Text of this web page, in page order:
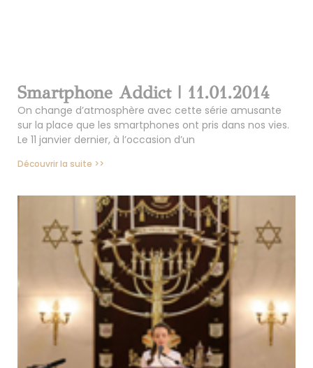
Smartphone Addict | 11.01.2014
On change d’atmosphère avec cette série amusante
sur la place que les smartphones ont pris dans nos vies.
Le 11 janvier dernier, à l’occasion d’un
Découvrir la suite >>